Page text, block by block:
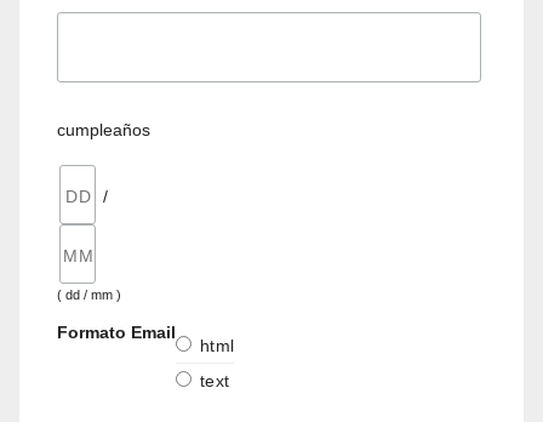
cumpleaños
/
( dd / mm )
Formato Email
html
text